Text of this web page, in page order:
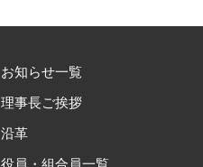
お知らせ一覧
理事長ご挨拶
沿革
役員・組合員一覧